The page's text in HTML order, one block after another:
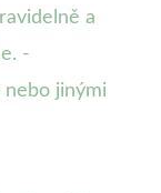
a
-
nebo jinými